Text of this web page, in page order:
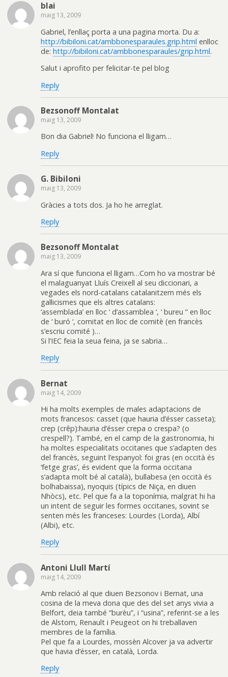
blai
maig 13, 2009
Gabriel, l’enllaç porta a una pagina morta. Du a:
http://bibiloni.cat/ambbonesparaules.grip.html enlloc
de: http://bibiloni.cat/ambbonesparaules/grip.html.
Salut i aprofito per felicitar-te pel blog
Reply
Bezsonoff Montalat
maig 13, 2009
Bon dia Gabriel! No funciona el lligam…
Reply
G. Bibiloni
maig 13, 2009
Gràcies a tots dos. Ja ho he arreglat.
Reply
Bezsonoff Montalat
maig 13, 2009
Ara sí que funciona el lligam…Com ho va mostrar bé
el malaguanyat Lluís Creixell al seu diccionari, a
vegades els nord-catalans catalanitzem més els
gal·licismes que els altres catalans:
‘assemblada’ en lloc ‘ d’assamblea ‘, ‘ bureu ” en lloc
de ‘ buró ‘, comitat en lloc de comitè (en francès
s’escriu comité )…
Si l’IEC feia la seua feina, ja se sabria…
Reply
Bernat
maig 14, 2009
Hi ha molts exemples de males adaptacions de
mots francesos: casset (que hauria d’ésser casseta);
crep (crêp):hauria d’ésser crepa o crespa? (o
crespell?). També, en el camp de la gastronomia, hi
ha moltes especialitats occitanes que s’adapten des
del francès, seguint l’espanyol: foi gras (en occità és
‘fetge gras’, és evident que la forma occitana
s’adapta molt bé al català), bullabesa (en occità és
bolhabaissa), nyoquis (típics de Niça, en diuen
Nhòcs), etc. Pel que fa a la toponímia, malgrat hi ha
un intent de seguir les formes occitanes, sovint se
senten més les franceses: Lourdes (Lorda), Albí
(Albi), etc.
Reply
Antoni Llull Martí
maig 14, 2009
Amb relació al que diuen Bezsonov i Bernat, una
cosina de la meva dona que des del set anys vivia a
Belfort, deia també “burèu”, i “usina”, referint-se a les
de Alstom, Renault i Peugeot on hi treballaven
membres de la família.
Pel que fa a Lourdes, mossèn Alcover ja va advertir
que havia d’ésser, en català, Lorda.
Reply